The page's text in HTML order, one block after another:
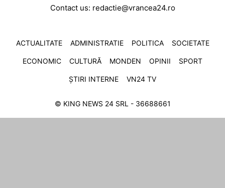
Contact us: redactie@vrancea24.ro
ACTUALITATE ADMINISTRATIE POLITICA SOCIETATE
ECONOMIC CULTURĂ MONDEN OPINII SPORT
ȘTIRI INTERNE VN24 TV
© KING NEWS 24 SRL - 36688661